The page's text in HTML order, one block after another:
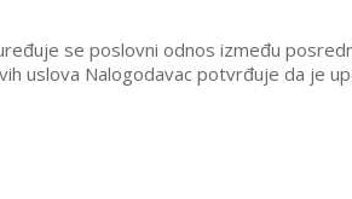
se poslovni odnos između
uslova Nalogodavac potvrđuje da je